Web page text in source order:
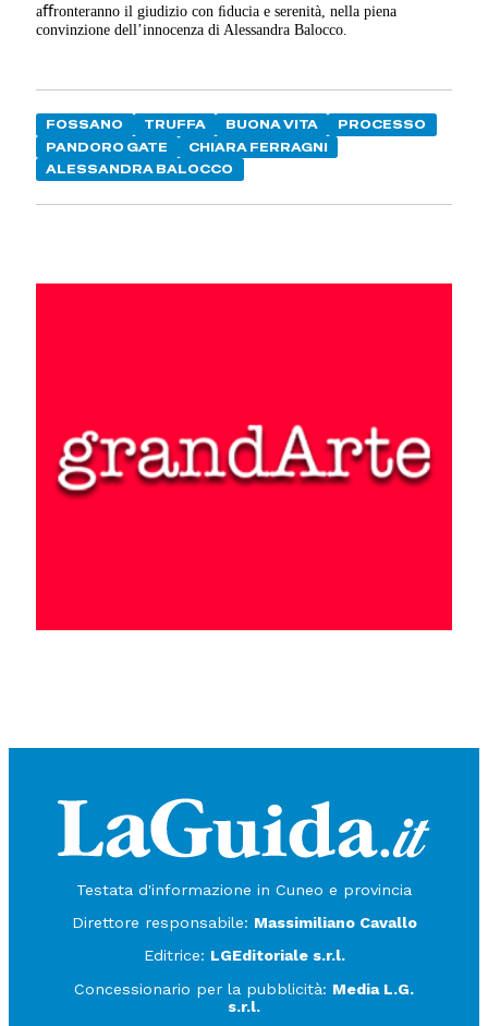
aﬀronteranno il giudizio con ﬁducia e serenità, nella piena
convinzione dell’innocenza di Alessandra Balocco.
FOSSANO TRUFFA BUONA VITA
PROCESSO
PANDORO GATE
CHIARA FERRAGNI
ALESSANDRA BALOCCO
Testata d'informazione in Cuneo e provincia
Direttore responsabile: Massimiliano Cavallo
Editrice: LGEditoriale s.r.l.
Concessionario per la pubblicità: Media L.G.
s.r.l.